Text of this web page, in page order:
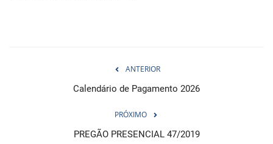
ANTERIOR
Calendário de Pagamento 2026
PRÓXIMO
PREGÃO PRESENCIAL 47/2019